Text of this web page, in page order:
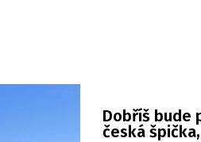
Dobříš bude
česká